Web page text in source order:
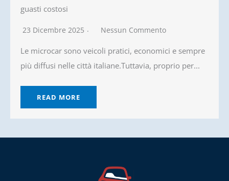
guasti costosi
23 Dicembre 2025 Nessun Commento
Le microcar sono veicoli pratici, economici e sempre
più diffusi nelle città italiane.Tuttavia, proprio per...
READ MORE